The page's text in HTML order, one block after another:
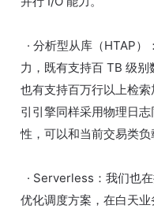
· 分析型从库（HTAP
力，既有支持百 TB 级别
也有支持百万行以上检
引引擎同样采用物理日
性，可以和当前交易类负
· Serverless：我们也
优化调度方案，在白天